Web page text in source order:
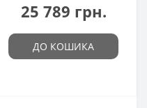
25 789 грн.
ДО КОШИКА